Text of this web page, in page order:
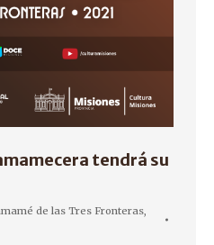
tendrá su
de las Tres Fronteras,